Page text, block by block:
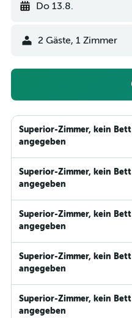
Do 13.8.
2 Gäste, 1 Zimmer
Superior-Zimmer, kein Bett
angegeben
Superior-Zimmer, kein Bett
angegeben
Superior-Zimmer, kein Bett
angegeben
Superior-Zimmer, kein Bett
angegeben
Superior-Zimmer, kein Bett
angegeben